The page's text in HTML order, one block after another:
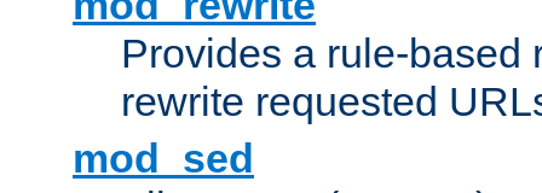
Provides a rule-based
rewrite requested
mod_sed